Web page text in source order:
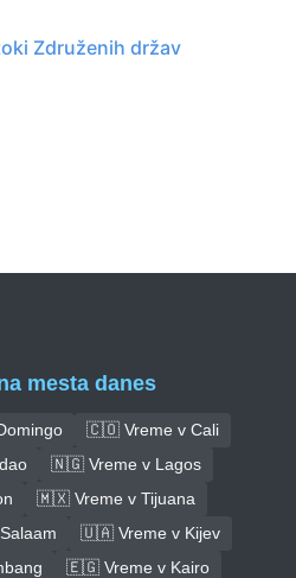
Združenih držav
mesta danes
🇨🇴 Vreme v Cali
🇳🇬 Vreme v Lagos
🇲🇽 Vreme v Tijuana
🇺🇦 Vreme v Kijev
🇪🇬 Vreme v Kairo